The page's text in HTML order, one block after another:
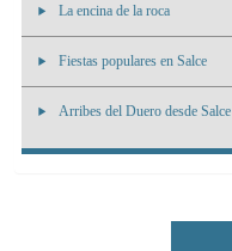
La encina de la roca
Fiestas populares en Salce
Arribes del Duero desde Salce